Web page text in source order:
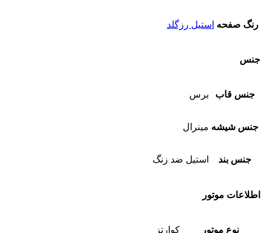
رنگ صفحه استیل رزگلد
جنس
جنس قاب برس
جنس شیشه مینرال
جنس بند استیل ضد زنگ
اطلاعات موتور
نوع موتور کوارتز